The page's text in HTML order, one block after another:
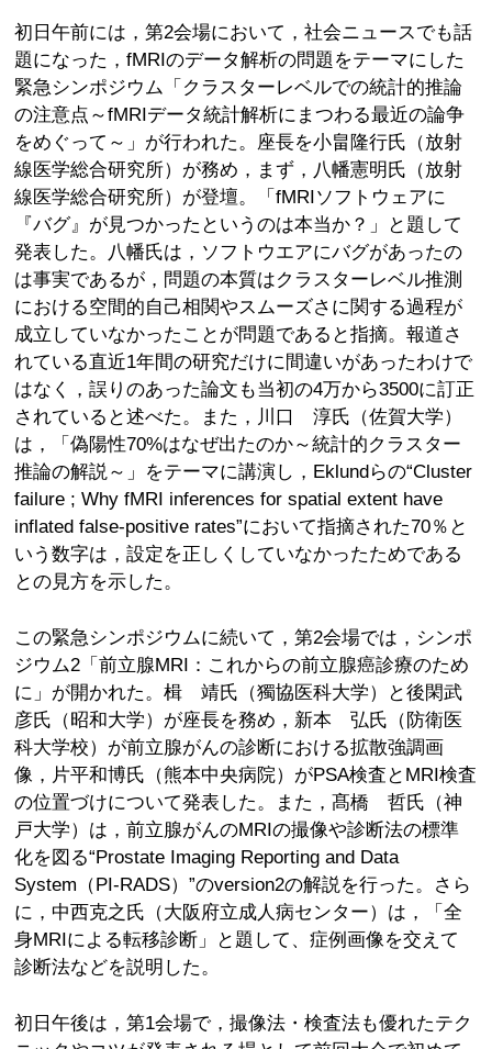
初日午前には，第2会場において，社会ニュースでも話
題になった，fMRIのデータ解析の問題をテーマにした
緊急シンポジウム「クラスターレベルでの統計的推論
の注意点～fMRIデータ統計解析にまつわる最近の論争
をめぐって～」が行われた。座長を小畠隆行氏（放射
線医学総合研究所）が務め，まず，八幡憲明氏（放射
線医学総合研究所）が登壇。「fMRIソフトウェアに
『バグ』が見つかったというのは本当か？」と題して
発表した。八幡氏は，ソフトウエアにバグがあったの
は事実であるが，問題の本質はクラスターレベル推測
における空間的自己相関やスムーズさに関する過程が
成立していなかったことが問題であると指摘。報道さ
れている直近1年間の研究だけに間違いがあったわけで
はなく，誤りのあった論文も当初の4万から3500に訂正
されていると述べた。また，川口 淳氏（佐賀大学）
は，「偽陽性70%はなぜ出たのか～統計的クラスター
推論の解説～」をテーマに講演し，Eklundらの“Cluster
failure ; Why fMRI inferences for spatial extent have
inflated false-positive rates”において指摘された70％と
いう数字は，設定を正しくしていなかったためである
との見方を示した。
この緊急シンポジウムに続いて，第2会場では，シンポ
ジウム2「前立腺MRI：これからの前立腺癌診療のため
に」が開かれた。楫 靖氏（獨協医科大学）と後閑武
彦氏（昭和大学）が座長を務め，新本 弘氏（防衛医
科大学校）が前立腺がんの診断における拡散強調画
像，片平和博氏（熊本中央病院）がPSA検査とMRI検査
の位置づけについて発表した。また，髙橋 哲氏（神
戸大学）は，前立腺がんのMRIの撮像や診断法の標準
化を図る“Prostate Imaging Reporting and Data
System（PI-RADS）”のversion2の解説を行った。さら
に，中西克之氏（大阪府立成人病センター）は，「全
身MRIによる転移診断」と題して、症例画像を交えて
診断法などを説明した。
初日午後は，第1会場で，撮像法・検査法も優れたテク